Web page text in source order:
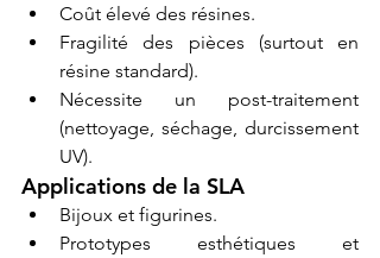
Coût élevé des résines.
Fragilité des pièces (surtout en
résine standard).
Nécessite un post-traitement
(nettoyage, séchage, durcissement
UV).
Applications de la SLA
Bijoux et figurines.
Prototypes esthétiques et